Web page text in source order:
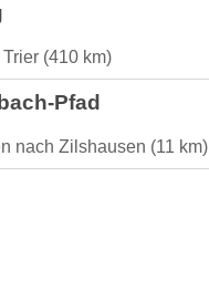
(410 km)
Pfad
nach Zilshausen (11 km)